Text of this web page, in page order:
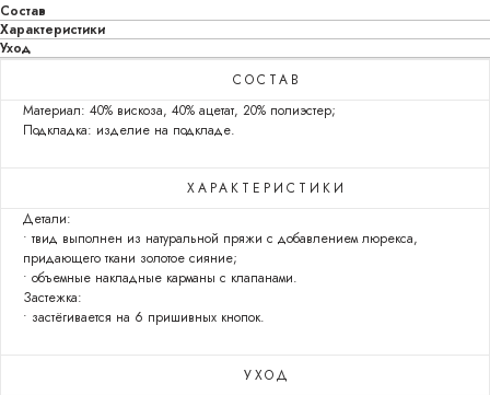
Состав
Характеристики
Уход
СОСТАВ
Материал: 40% вискоза, 40% ацетат, 20% полиэстер;
Подкладка: изделие на подкладе.
ХАРАКТЕРИСТИКИ
Детали:
• твид выполнен из натуральной пряжи с добавлением люрекса,
придающего ткани золотое сияние;
• объемные накладные карманы с клапанами.
Застежка:
• застёгивается на 6 пришивных кнопок.
УХОД